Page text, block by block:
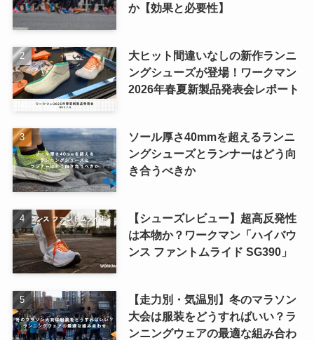
か【効果と必要性】
大ヒット間違いなしの新作ランニ
ングシューズが登場！ワークマン
2026年春夏新製品発表会レポート
ソール厚さ40mmを超えるランニ
ングシューズとランナーはどう向
き合うべきか
【シューズレビュー】超高反発性
は本物か？ワークマン「ハイバウ
ンス ファントムライド SG390」
【走力別・気温別】冬のマラソン
大会は服装をどうすればいい？ラ
ンニングウェアの最適な組み合わ